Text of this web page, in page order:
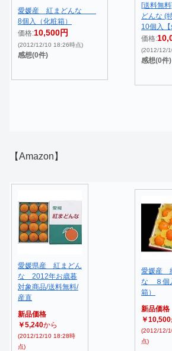
愛媛産 紅まどんな
8個入（化粧箱）
価格:10,500円
(2012/12/10 18:26時点)
感想(0件)
[送料無
どんな (
10個入【
価格:
(2012/12/
感想(0件)
【Amazon】
愛媛県産 紅まどん
な 2012年お歳暮
対象商品/送料無料/
産直
新品価格
￥5,240から
(2012/12/10 18:28時
点)
愛媛産
な ８個
箱）
新品価格
￥10,500
(2012/12/
点)